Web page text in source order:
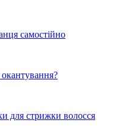
самостійно
для стрижки волосся